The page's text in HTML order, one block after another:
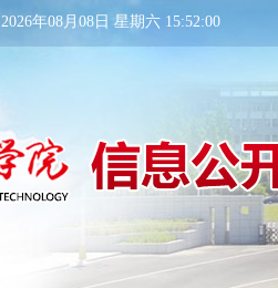
2026年08月08日 星期六 15:52:00